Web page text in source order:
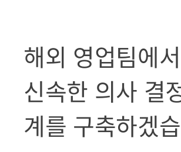
해외 영업팀에
신속한 의사 결
계를 구축하겠